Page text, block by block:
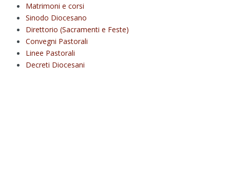
Matrimoni e corsi
Sinodo Diocesano
Direttorio (Sacramenti e Feste)
Convegni Pastorali
Linee Pastorali
Decreti Diocesani